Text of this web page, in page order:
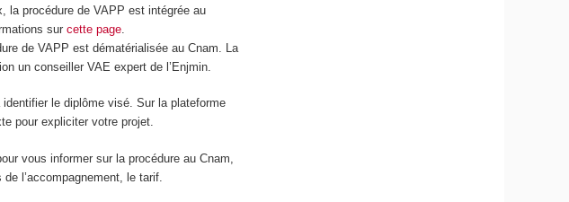
la procédure de VAPP est intégrée au
sur cette page.
de VAPP est dématérialisée au Cnam. La
un conseiller VAE expert de l’Enjmin.
identifier le diplôme visé. Sur la plateforme
pour expliciter votre projet.
vous informer sur la procédure au Cnam,
l’accompagnement, le tarif.